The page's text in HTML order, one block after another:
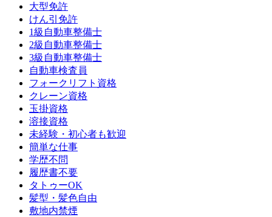
大型免許
けん引免許
1級自動車整備士
2級自動車整備士
3級自動車整備士
自動車検査員
フォークリフト資格
クレーン資格
玉掛資格
溶接資格
未経験・初心者も歓迎
簡単な仕事
学歴不問
履歴書不要
タトゥーOK
髪型・髪色自由
敷地内禁煙